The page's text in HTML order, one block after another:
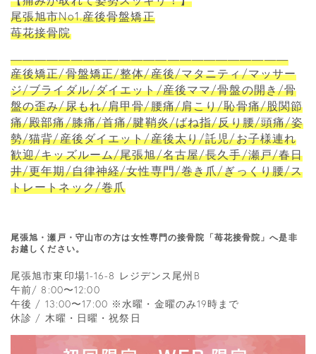
尾張旭市No1.産後骨盤矯正
苺花接骨院
―――――――――――――――――――――――
産後矯正/骨盤矯正/整体/産後/マタニティ/マッサー
ジ/ブライダル/ダイエット/産後ママ/骨盤の開き/骨
盤の歪み/尿もれ/肩甲骨/腰痛/肩こり/恥骨痛/股関節
痛/殿部痛/膝痛/首痛/腱鞘炎/ばね指/反り腰/頭痛/姿
勢/猫背/産後ダイエット/産後太り/託児/お子様連れ
歓迎/キッズルーム/尾張旭/名古屋/長久手/瀬戸/春日
井/更年期/自律神経/女性専門/巻き爪/ぎっくり腰/ス
トレートネック/巻爪
尾張旭・瀬戸・守山市の方は女性専門の接骨院「苺花接骨院」へ是非
お越しください。
尾張旭市東印場1-16-8 レジデンス尾州B
午前/ 8:00〜12:00
午後 / 13:00〜17:00 ※水曜・金曜のみ19時まで
休診 / 木曜・日曜・祝祭日